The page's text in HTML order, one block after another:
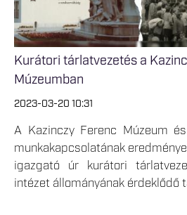
Kurátori tárlatvezetés a
Múzeumban
2023-03-20 10:31
A Kazinczy Ferenc Múzeum
munkakapcsolatának
igazgató úr kurátori
intézet állományának érdeklődő